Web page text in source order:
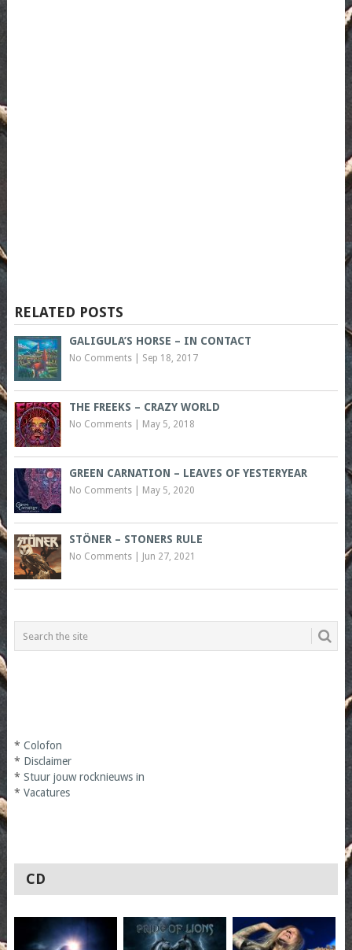
RELATED POSTS
GALIGULA’S HORSE – IN CONTACT
No Comments| Sep 18, 2017
THE FREEKS – CRAZY WORLD
No Comments| May 5, 2018
GREEN CARNATION – LEAVES OF YESTERYEAR
No Comments| May 5, 2020
STÖNER – STONERS RULE
No Comments| Jun 27, 2021
* Colofon
* Disclaimer
* Stuur jouw rocknieuws in
* Vacatures
CD